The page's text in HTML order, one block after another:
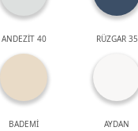
ANDEZİT 40 RÜZGAR 35
BADEMİ AYDAN